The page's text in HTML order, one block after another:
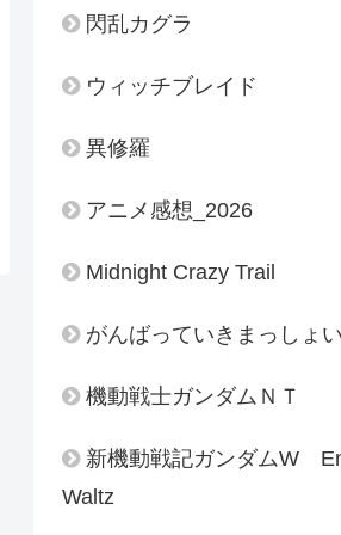
閃乱カグラ
ウィッチブレイド
異修羅
アニメ感想_2026
Midnight Crazy Trail
がんばっていきまっしょい
機動戦士ガンダムＮＴ
新機動戦記ガンダムW
Waltz